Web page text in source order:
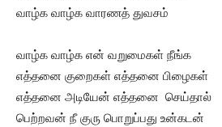
வாழ்க வாழ்க வாரணத் துவசம்
வாழ்க வாழ்க என் வறுமைகள் நீங்க
எத்தனை குறைகள் எத்தனை பிழைகள்
எத்தனை அடியேன் எத்தனை செய்தால்
பெற்றவன் நீ குரு பொறுப்பது உன்கடன்